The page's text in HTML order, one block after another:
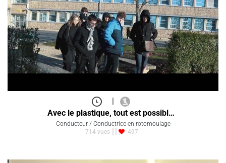
Avec le plastique, tout est possibl…
Conducteur / Conductrice en rotomoulage
714 vues
497